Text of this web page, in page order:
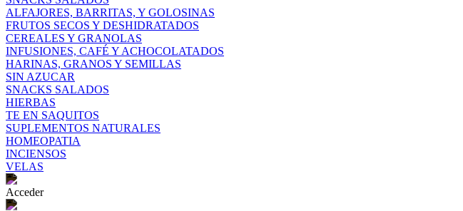
ALFAJORES, BARRITAS, Y GOLOSINAS
FRUTOS SECOS Y DESHIDRATADOS
CEREALES Y GRANOLAS
INFUSIONES, CAFÉ Y ACHOCOLATADOS
HARINAS, GRANOS Y SEMILLAS
SIN AZUCAR
SNACKS SALADOS
HIERBAS
TE EN SAQUITOS
SUPLEMENTOS NATURALES
HOMEOPATIA
INCIENSOS
VELAS
Acceder